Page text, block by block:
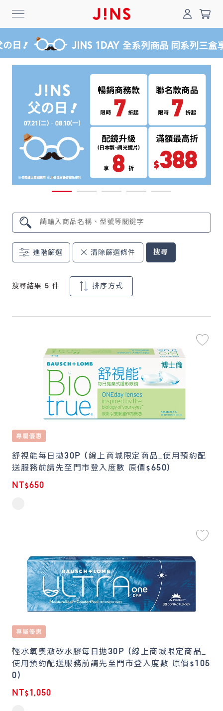
登入/註冊 門市一覽 我的最愛
最新消息
News
商品系列
Online Shop
鏡片說明
Lens
0
搜尋
進階篩選 清除篩選條件 搜尋
搜尋結果 5 件 排序方式
舒視能每日拋30P (線上商城限定商品_使用預約配
送服務前請先至門市登入度數 原價$650)
NT$650
輕水氧奧澈矽水膠每日拋30P (線上商城限定商品_
使用預約配送服務前請先至門市登入度數 原價$105
0)
NT$1,050